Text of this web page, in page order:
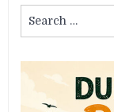
for: